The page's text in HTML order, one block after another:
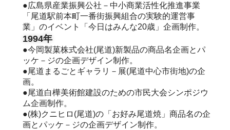
●広島県産業振興公社－中小商業活性化推進事業
「尾道駅前本町一番街振興組合の実験的運営事
業」のイベント「今日はみんな20歳」企画制作。
1994年
●今岡製菓株式会社(尾道)新製品の商品名企画とパ
ッケ－ジの企画デザイン制作。
●尾道まるごとギャラリ－展(尾道中心市街地)の企
画。
●尾道白樺美術館建設のための市民大会シンポジウ
ム企画制作。
●(株)クニヒロ(尾道)の「お好み尾道焼」商品名の企
画とパッケ－ジの企画デザイン制作。